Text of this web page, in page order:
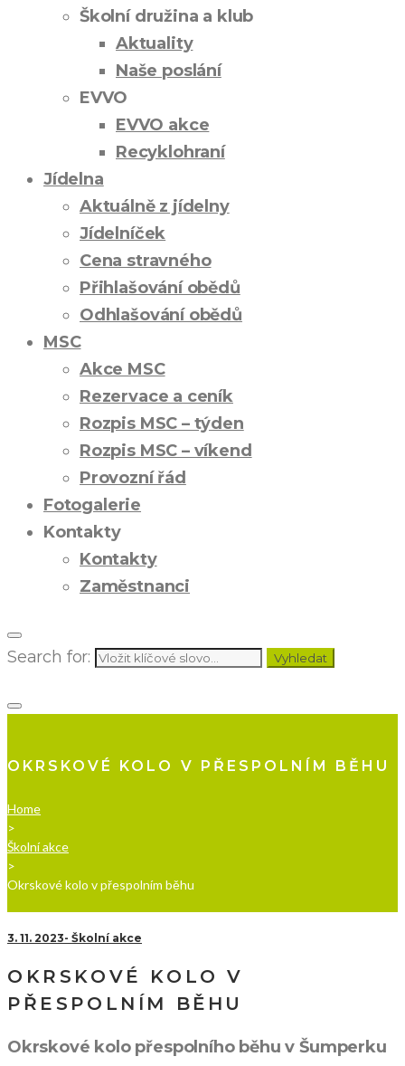
Školní družina a klub
Aktuality
Naše poslání
EVVO
EVVO akce
Recyklohraní
Jídelna
Aktuálně z jídelny
Jídelníček
Cena stravného
Přihlašování obědů
Odhlašování obědů
MSC
Akce MSC
Rezervace a ceník
Rozpis MSC – týden
Rozpis MSC – víkend
Provozní řád
Fotogalerie
Kontakty
Kontakty
Zaměstnanci
Search for: Vyhledat
OKRSKOVÉ KOLO V PŘESPOLNÍM BĚHU
Home
>
Školní akce
>
Okrskové kolo v přespolním běhu
3. 11. 2023 Školní akce
OKRSKOVÉ KOLO V
PŘESPOLNÍM BĚHU
Okrskové kolo přespolního běhu v Šumperku